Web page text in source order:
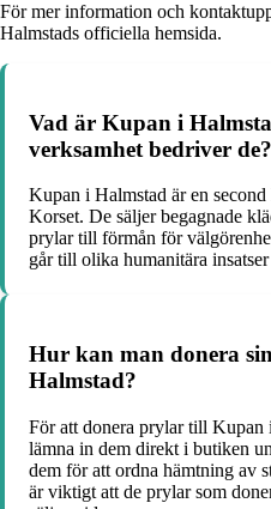
För mer information och
Halmstads officiella hemsida.
Vad är Kupan i
verksamhet bedriver de?
Kupan i Halmstad är en
Korset. De säljer begagnade
prylar till förmån för
går till olika humanitära
Hur kan man donera
Halmstad?
För att donera prylar till Kupan
lämna in dem direkt i butiken
dem för att ordna hämtning av
är viktigt att de prylar som